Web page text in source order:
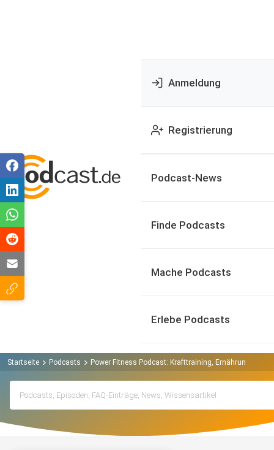
Anmeldung
Registrierung
Podcast-News
Finde Podcasts
Mache Podcasts
Erlebe Podcasts
Startseite Podcasts Power Fitness Podcast: Krafttraining, Ernährung,